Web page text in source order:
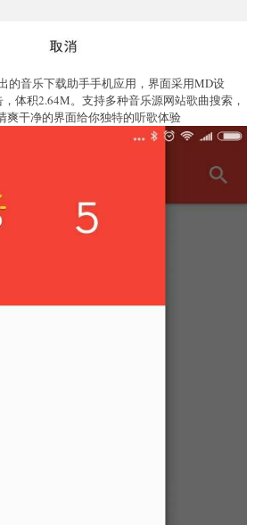
的音乐下载助手手机应用，界面采用MD设
体积2.64M。支持多种音乐源网站歌曲搜索，
爽干净的界面给你独特的听歌体验